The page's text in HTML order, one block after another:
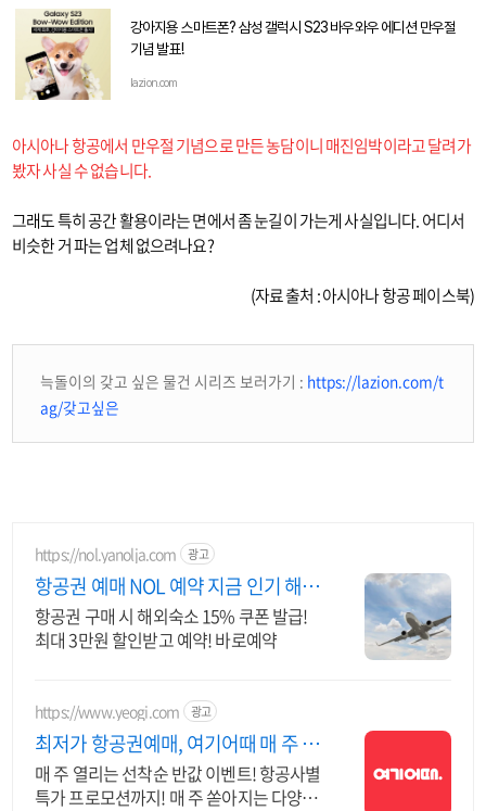
강아지용 스마트폰? 삼성 갤럭시 S23 바우와우 에디션 만우절
기념 발표!
lazion.com
아시아나 항공에서 만우절 기념으로 만든 농담이니 매진임박이라고 달려가
봤자 사실 수 없습니다.
그래도 특히 공간 활용이라는 면에서 좀 눈길이 가는게 사실입니다. 어디서
비슷한 거 파는 업체 없으려나요?
(자료 출처 : 아시아나 항공 페이스북)
늑돌이의 갖고 싶은 물건 시리즈 보러가기 : https://lazion.com/t
ag/갖고싶은
https://nol.yanolja.com 광고
항공권 예매 NOL 예약 지금 인기 해외
노선 특가
항공권 구매 시 해외숙소 15% 쿠폰 발급!
최대 3만원 할인받고 예약! 바로예약
https://www.yeogi.com 광고
최저가 항공권예매, 여기어때 매 주 선
착순 항공권 반값!
매 주 열리는 선착순 반값 이벤트! 항공사별
특가 프로모션까지! 매 주 쏟아지는 다양한